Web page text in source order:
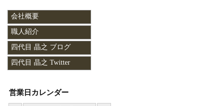
会社概要
職人紹介
四代目 晶之 ブログ
四代目 晶之 Twitter
営業日カレンダー